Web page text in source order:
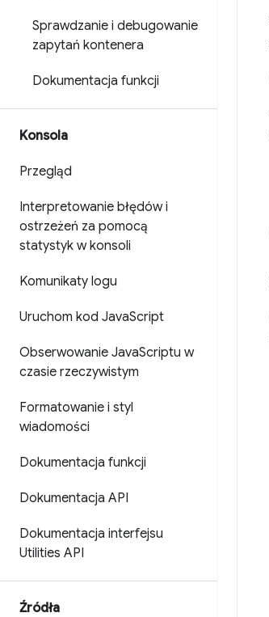
Sprawdzanie i debugowanie
zapytań kontenera
Dokumentacja funkcji
Konsola
Przegląd
Interpretowanie błędów i
ostrzeżeń za pomocą
statystyk w konsoli
Komunikaty logu
Uruchom kod JavaScript
Obserwowanie JavaScriptu w
czasie rzeczywistym
Formatowanie i styl
wiadomości
Dokumentacja funkcji
Dokumentacja API
Dokumentacja interfejsu
Utilities API
Źródła